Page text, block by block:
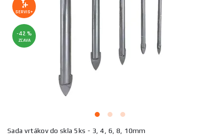
SERVIS+
-42 %
ZĽAVA
Sada vrtákov do skla 5ks - 3, 4, 6, 8, 10mm